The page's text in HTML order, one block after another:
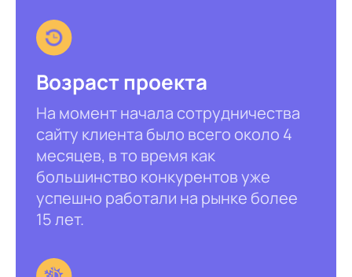
Возраст проекта
На момент начала сотрудничества
сайту клиента было всего около 4
месяцев, в то время как
большинство конкурентов уже
успешно работали на рынке более
15 лет.